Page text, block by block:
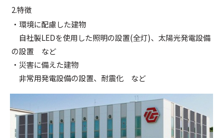
2.特徴
・環境に配慮した建物
自社製LEDを使用した照明の設置(全灯)、太陽光発電設備
の設置 など
・災害に備えた建物
非常用発電設備の設置、耐震化 など